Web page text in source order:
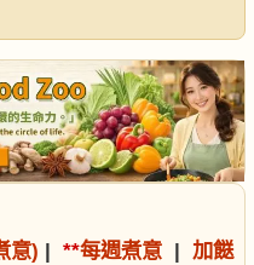
意) | **每週煮意 | 加餸